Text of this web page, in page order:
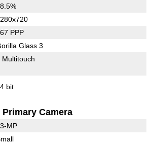
PPP
Glass 3
Multitouch
bit
Primary Camera
MP